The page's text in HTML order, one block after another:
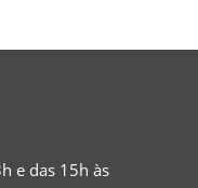
e das 15h às